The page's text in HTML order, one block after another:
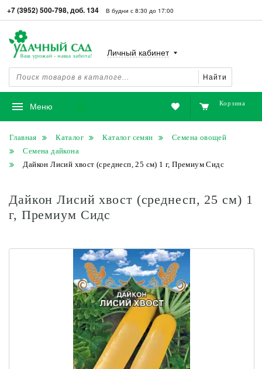
+7 (3952) 500-798, доб. 134 В будни с 8:30 до 17:00
Найти
Личный кабинет
Меню Корзина
Главная Каталог Каталог семян
Семена овощей
Семена дайкона
Дайкон Лисий хвост (среднесп, 25 см) 1 г, Премиум Сидс
Дайкон Лисий хвост (среднесп, 25 см) 1
г, Премиум Сидс